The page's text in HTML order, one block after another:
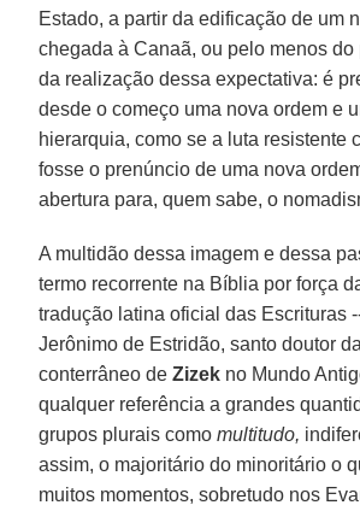
Estado, a partir da edificação de um
chegada à Canaã, ou pelo menos do
da realização dessa expectativa: é
desde o começo uma nova ordem e
hierarquia, como se a luta resistente
fosse o prenúncio de uma nova
abertura para, quem sabe, o
A multidão dessa imagem e dessa
termo recorrente na Bíblia por força
tradução latina oficial das Escrituras
Jerônimo de Estridão, santo doutor
conterrâneo deZizek no Mundo
qualquer referência a grandes
grupos plurais comomultitudo,
assim, o majoritário do minoritário o
muitos momentos, sobretudo nos